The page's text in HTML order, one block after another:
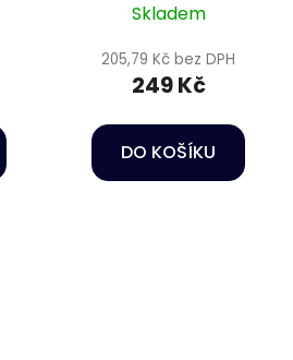
Skladem
205,79 Kč bez DPH
249 Kč
DO KOŠÍKU